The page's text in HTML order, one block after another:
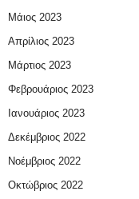
Μάιος 2023
Απρίλιος 2023
Μάρτιος 2023
Φεβρουάριος 2023
Ιανουάριος 2023
Δεκέμβριος 2022
Νοέμβριος 2022
Οκτώβριος 2022